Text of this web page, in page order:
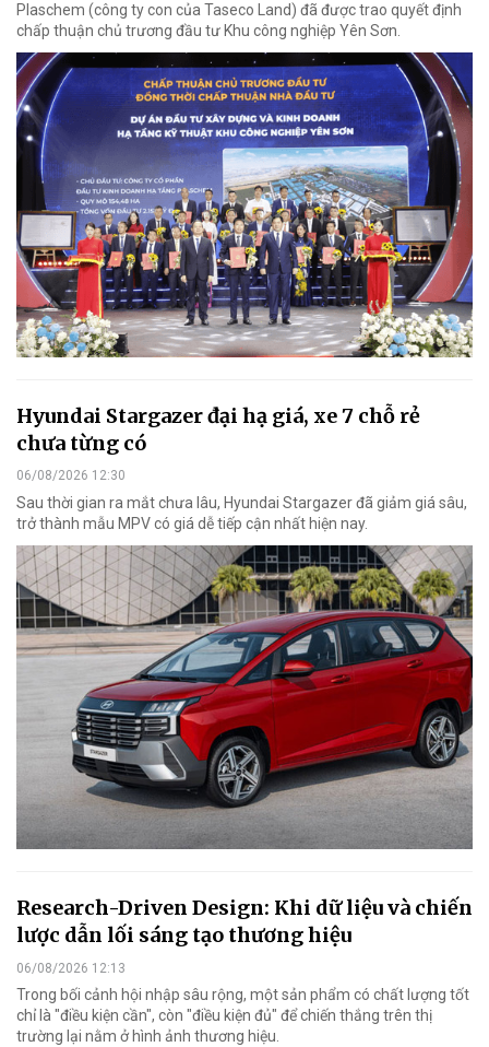
Plaschem (công ty con của Taseco Land) đã được trao quyết định
chấp thuận chủ trương đầu tư Khu công nghiệp Yên Sơn.
Hyundai Stargazer đại hạ giá, xe 7 chỗ rẻ
chưa từng có
06/08/2026 12:30
Sau thời gian ra mắt chưa lâu, Hyundai Stargazer đã giảm giá sâu,
trở thành mẫu MPV có giá dễ tiếp cận nhất hiện nay.
Research-Driven Design: Khi dữ liệu và chiến
lược dẫn lối sáng tạo thương hiệu
06/08/2026 12:13
Trong bối cảnh hội nhập sâu rộng, một sản phẩm có chất lượng tốt
chỉ là "điều kiện cần", còn "điều kiện đủ" để chiến thắng trên thị
trường lại nằm ở hình ảnh thương hiệu.